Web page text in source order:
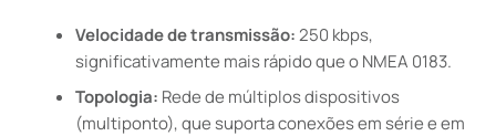
Velocidade de transmissão:250 kbps,
significativamente mais rápido que o NMEA 0183.
Topologia: Rede de múltiplos dispositivos
(multiponto), que suporta conexões em série e em